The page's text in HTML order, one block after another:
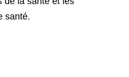
santé.